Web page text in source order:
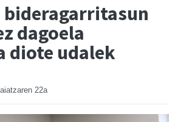
bideragarritasun
dagoela
diote udalek
22a